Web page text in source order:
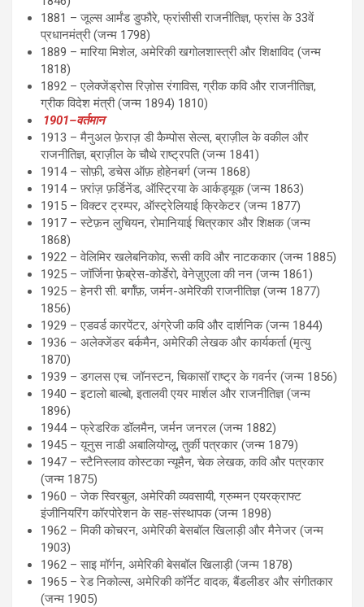
1881 – जूल्स आर्मंड डुफौरे, फ्रांसीसी राजनीतिज्ञ, फ्रांस के 33वें
प्रधानमंत्री (जन्म 1798)
1889 – मारिया मिशेल, अमेरिकी खगोलशास्त्री और शिक्षाविद (जन्म
1818)
1892 – एलेक्जेंड्रोस रिज़ोस रंगाविस, ग्रीक कवि और राजनीतिज्ञ,
ग्रीक विदेश मंत्री (जन्म 1894) 1810)
1901–वर्तमान
1913 – मैनुअल फ़ेराज़ डी कैम्पोस सेल्स, ब्राज़ील के वकील और
राजनीतिज्ञ, ब्राज़ील के चौथे राष्ट्रपति (जन्म 1841)
1914 – सोफ़ी, डचेस ऑफ़ होहेनबर्ग (जन्म 1868)
1914 – फ़्रांज़ फ़र्डिनेंड, ऑस्ट्रिया के आर्कड्यूक (जन्म 1863)
1915 – विक्टर ट्रम्पर, ऑस्ट्रेलियाई क्रिकेटर (जन्म 1877)
1917 – स्टेफ़न लुचियन, रोमानियाई चित्रकार और शिक्षक (जन्म
1868)
1922 – वेलिमिर खलेबनिकोव, रूसी कवि और नाटककार (जन्म 1885)
1925 – जॉर्जिना फ़ेब्रेस-कोर्डेरो, वेनेज़ुएला की नन (जन्म 1861)
1925 – हेनरी सी. बर्गॉफ़, जर्मन-अमेरिकी राजनीतिज्ञ (जन्म 1877)
1856)
1929 – एडवर्ड कारपेंटर, अंग्रेजी कवि और दार्शनिक (जन्म 1844)
1936 – अलेक्जेंडर बर्कमैन, अमेरिकी लेखक और कार्यकर्ता (मृत्यु
1870)
1939 – डगलस एच. जॉनस्टन, चिकासॉ राष्ट्र के गवर्नर (जन्म 1856)
1940 – इटालो बाल्बो, इतालवी एयर मार्शल और राजनीतिज्ञ (जन्म
1896)
1944 – फ्रेडरिक डॉलमैन, जर्मन जनरल (जन्म 1882)
1945 – यूनुस नाडी अबालियोग्लू, तुर्की पत्रकार (जन्म 1879)
1947 – स्टैनिस्लाव कोस्टका न्यूमैन, चेक लेखक, कवि और पत्रकार
(जन्म 1875)
1960 – जेक स्विरबुल, अमेरिकी व्यवसायी, ग्रुम्मन एयरक्राफ्ट
इंजीनियरिंग कॉरपोरेशन के सह-संस्थापक (जन्म 1898)
1962 – मिकी कोचरन, अमेरिकी बेसबॉल खिलाड़ी और मैनेजर (जन्म
1903)
1962 – साइ मॉर्गन, अमेरिकी बेसबॉल खिलाड़ी (जन्म 1878)
1965 – रेड निकोल्स, अमेरिकी कॉर्नेट वादक, बैंडलीडर और संगीतकार
(जन्म 1905)